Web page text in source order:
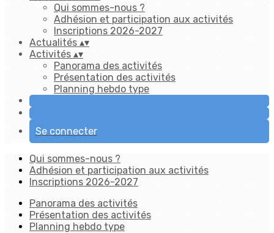
Qui sommes-nous ?
Adhésion et participation aux activités
Inscriptions 2026-2027
Actualités ▴▾
Activités ▴▾
Panorama des activités
Présentation des activités
Planning hebdo type
Se connecter
Qui sommes-nous ?
Adhésion et participation aux activités
Inscriptions 2026-2027
Panorama des activités
Présentation des activités
Planning hebdo type